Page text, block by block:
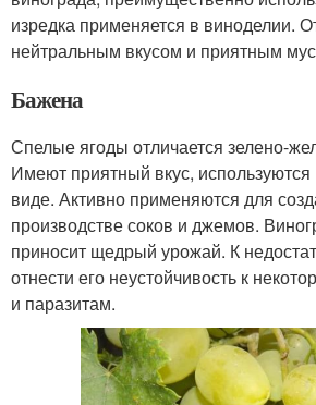
изредка применяется в виноделии.
нейтральным вкусом и приятным
Бажена
Спелые ягоды отличается зелено-
Имеют приятный вкус,
виде. Активно применяются для
производстве соков и джемов.
приносит щедрый урожай. К
отнести его неустойчивость к
и паразитам.